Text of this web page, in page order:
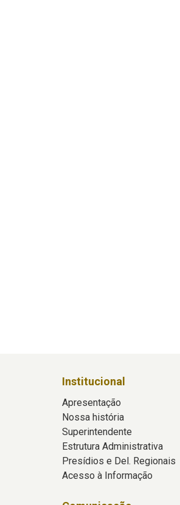
Institucional
Apresentação
Nossa história
Superintendente
Estrutura Administrativa
Presídios e Del. Regionais
Acesso à Informação